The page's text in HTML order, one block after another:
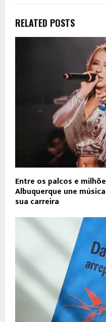
RELATED POSTS
Entre os palcos e
Albuquerque une
sua carreira